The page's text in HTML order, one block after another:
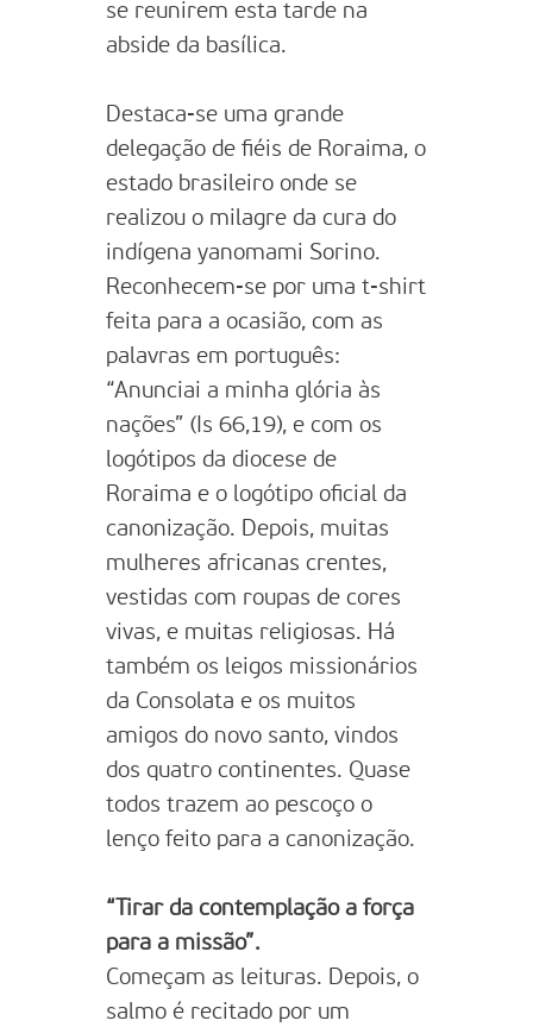
se reunirem esta tarde na
abside da basílica.
Destaca-se uma grande
delegação de fiéis de Roraima, o
estado brasileiro onde se
realizou o milagre da cura do
indígena yanomami Sorino.
Reconhecem-se por uma t-shirt
feita para a ocasião, com as
palavras em português:
“Anunciai a minha glória às
nações” (Is 66,19), e com os
logótipos da diocese de
Roraima e o logótipo oficial da
canonização. Depois, muitas
mulheres africanas crentes,
vestidas com roupas de cores
vivas, e muitas religiosas. Há
também os leigos missionários
da Consolata e os muitos
amigos do novo santo, vindos
dos quatro continentes. Quase
todos trazem ao pescoço o
lenço feito para a canonização.
“Tirar da contemplação a força
para a missão”.
Começam as leituras. Depois, o
salmo é recitado por um